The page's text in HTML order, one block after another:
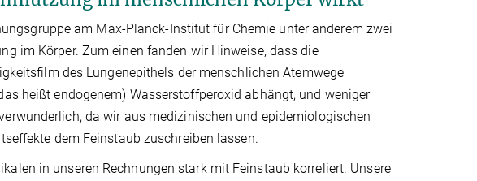
am Max-Planck-Institut für Chemie unter anderem zwei
im Körper. Zum einen fanden wir Hinweise, dass die
des Lungenepithels der menschlichen Atemwege
heißt endogenem) Wasserstoffperoxid abhängt, und weniger
da wir aus medizinischen und epidemiologischen
dem Feinstaub zuschreiben lassen.
in unseren Rechnungen stark mit Feinstaub korreliert. Unsere